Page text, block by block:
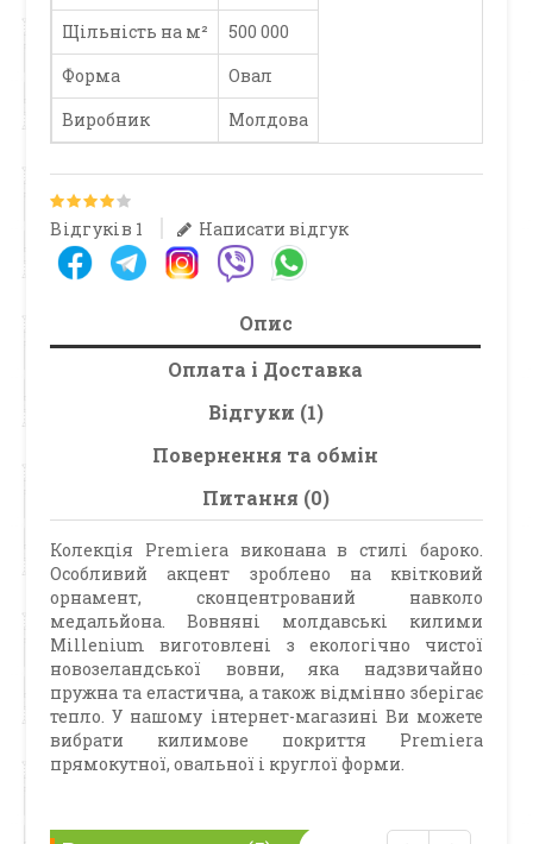
Щільність на м²
500 000
Форма
Овал
Виробник
Молдова
Відгуків 1 Написати відгук
Опис
Оплата і Доставка
Відгуки (1)
Повернення та обмін
Питання (0)
Колекція Premiera виконана в стилі бароко.
Особливий акцент зроблено на квітковий
орнамент, сконцентрований навколо
медальйона. Вовняні молдавські килими
Millenium виготовлені з екологічно чистої
новозеландської вовни, яка надзвичайно
пружна та еластична, а також відмінно зберігає
тепло. У нашому інтернет-магазині Ви можете
вибрати килимове покриття Premiera
прямокутної, овальної і круглої форми.